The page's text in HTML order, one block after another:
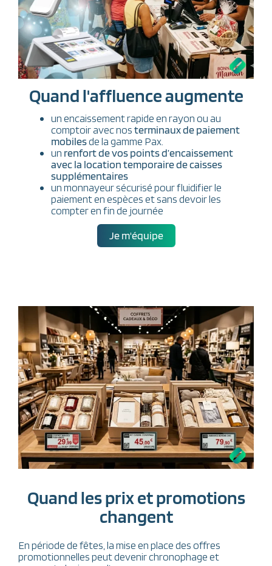
Quand l'affluence augmente
un encaissement rapide en rayon ou au
comptoir avec nosterminaux de paiement
mobilesde la gamme Pax.
un renfort de vos points d’encaissement
avec la location temporaire de caisses
supplémentaires
un monnayeur sécurisé pour fluidifier le
paiement en espèces et sans devoir les
compter en fin de journée
Je m'équipe
Quand les prix et promotions
changent
En période de fêtes, la mise en place des offres
promotionnelles peut devenir chronophage et